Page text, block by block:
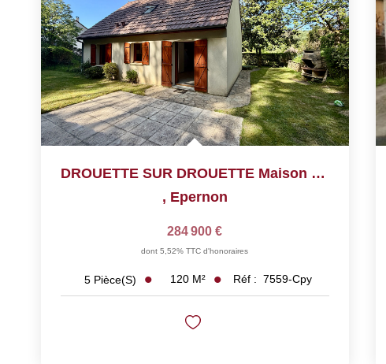
DROUETTE SUR DROUETTE Maison De 5 Pièces De 120 M²
, Epernon
284 900 €
dont 5,52% TTC d'honoraires
5 Pièce(s) 120 M² Réf : 7559-Cpy